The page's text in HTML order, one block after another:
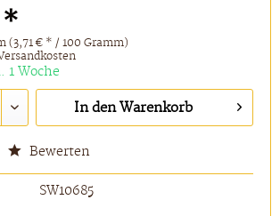
*
(3,71 € * / 100 Gramm)
1 Woche
In den Warenkorb
Bewerten
SW10685